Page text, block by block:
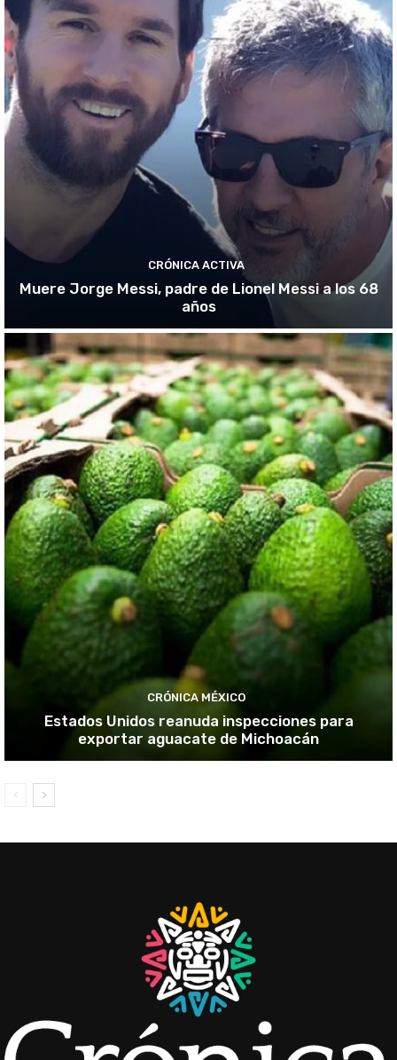
CRÓNICA ACTIVA
Muere Jorge Messi, padre de Lionel Messi a los 68
años
CRÓNICA MÉXICO
Estados Unidos reanuda inspecciones para
exportar aguacate de Michoacán